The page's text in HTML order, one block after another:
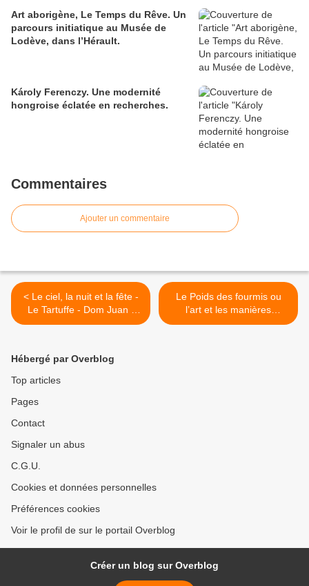
Art aborigène, Le Temps du Rêve. Un
parcours initiatique au Musée de
Lodève, dans l’Hérault.
Károly Ferenczy. Une modernité
hongroise éclatée en recherches.
Commentaires
Ajouter un commentaire
< Le ciel, la nuit et la fête -
Le Tartuffe - Dom Juan -
Psyché de Molière. Les
Le Poids des fourmis ou
l’art et les manières
possibles de lutter contre
Hébergé par Overblog
Top articles
Pages
Contact
Signaler un abus
C.G.U.
Cookies et données personnelles
Préférences cookies
Voir le profil de sur le portail Overblog
Créer un blog sur Overblog